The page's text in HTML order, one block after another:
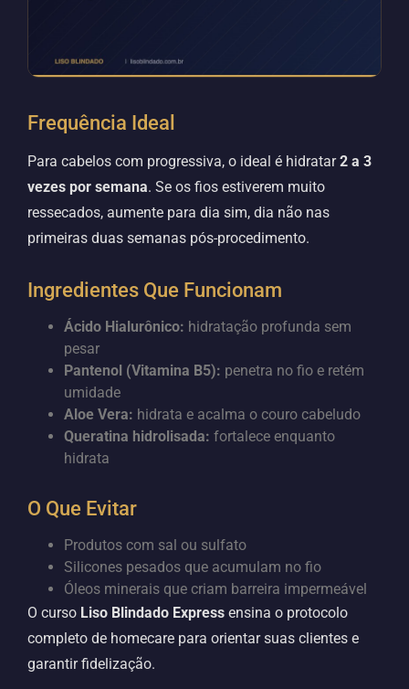
Frequência Ideal
Para cabelos com progressiva, o ideal é hidratar2 a 3
vezes por semana. Se os fios estiverem muito
ressecados, aumente para dia sim, dia não nas
primeiras duas semanas pós-procedimento.
Ingredientes Que Funcionam
Ácido Hialurônico: hidratação profunda sem
pesar
Pantenol (Vitamina B5): penetra no fio e retém
umidade
Aloe Vera: hidrata e acalma o couro cabeludo
Queratina hidrolisada: fortalece enquanto
hidrata
O Que Evitar
Produtos com sal ou sulfato
Silicones pesados que acumulam no fio
Óleos minerais que criam barreira impermeável
O curso Liso Blindado Express ensina o protocolo
completo de homecare para orientar suas clientes e
garantir fidelização.